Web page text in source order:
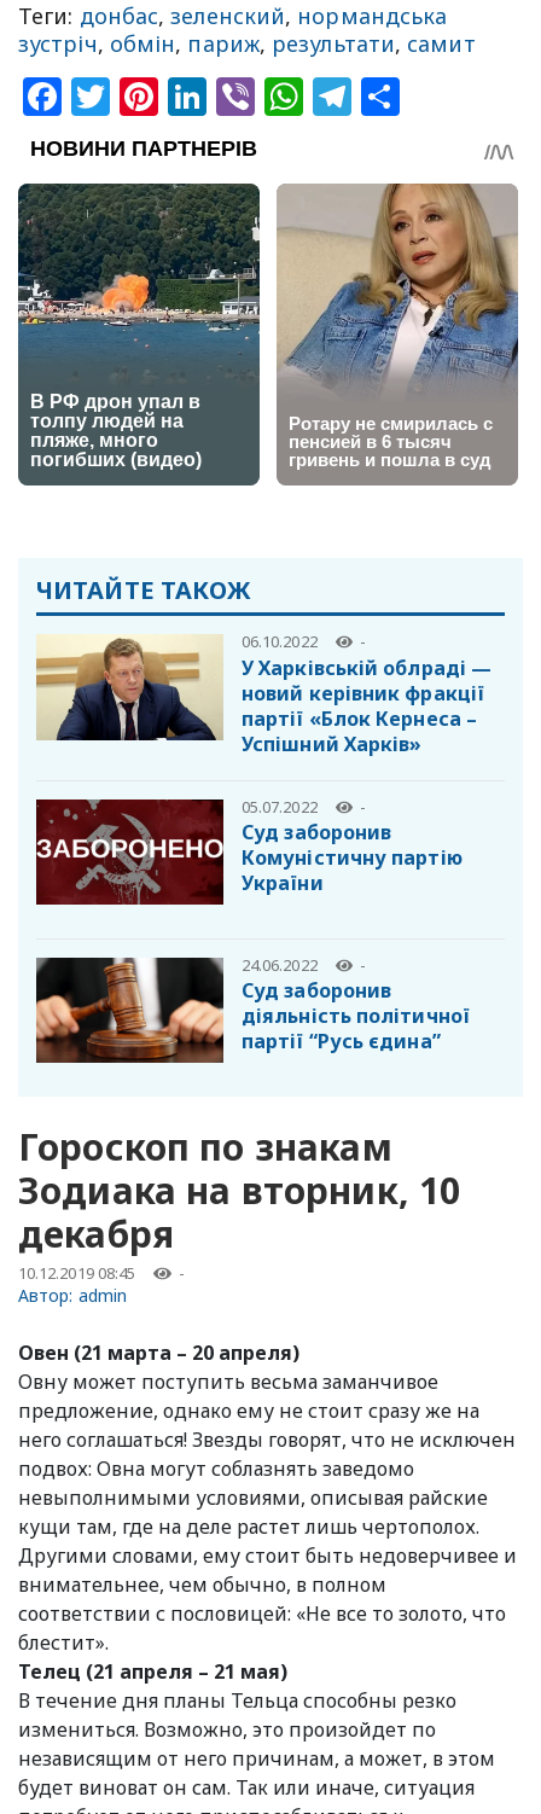
Теги: донбас,зеленский, нормандська
зустріч, обмін, париж, результати, самит
Facebook
Twitter
Pinterest
LinkedIn
ViberWhatsApp
Telegram
ЧИТАЙТЕ ТАКОЖ
06.10.2022 -
У Харківській облраді —
новий керівник фракції
партії «Блок Кернеса –
Успішний Харків»
05.07.2022 -
️Суд заборонив
Комуністичну партію
України
24.06.2022 -
Суд заборонив
діяльність політичної
партії “Русь єдина”
Гороскоп по знакам
Зодиака на вторник, 10
декабря
10.12.2019 08:45 -
Автор: admin
Овен (21 марта – 20 апреля)
Овну может поступить весьма заманчивое
предложение, однако ему не стоит сразу же на
него соглашаться! Звезды говорят, что не исключен
подвох: Овна могут соблазнять заведомо
невыполнимыми условиями, описывая райские
кущи там, где на деле растет лишь чертополох.
Другими словами, ему стоит быть недоверчивее и
внимательнее, чем обычно, в полном
соответствии с пословицей: «Не все то золото, что
блестит».
Телец (21 апреля – 21 мая)
В течение дня планы Тельца способны резко
измениться. Возможно, это произойдет по
независящим от него причинам, а может, в этом
будет виноват он сам. Так или иначе, ситуация